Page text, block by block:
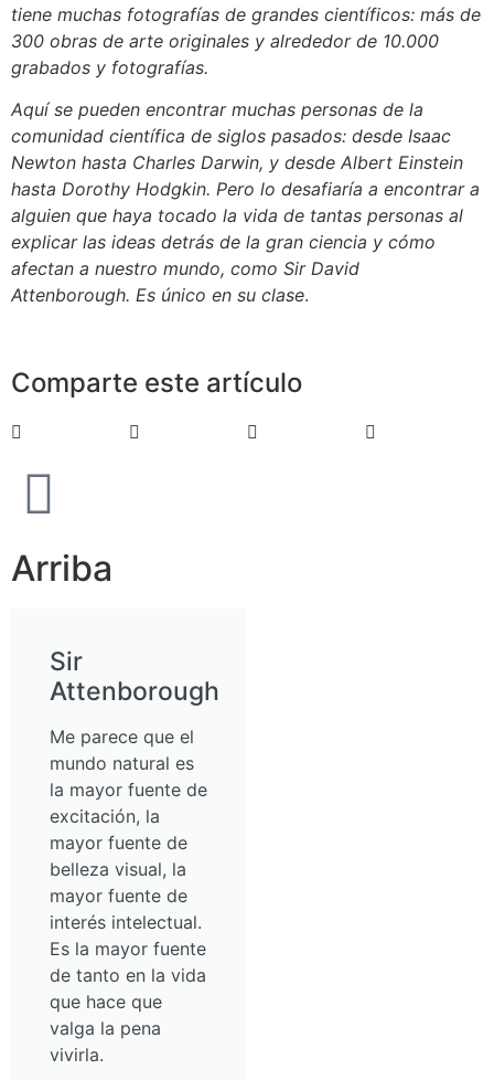
tiene muchas fotografías de grandes científicos: más de
300 obras de arte originales y alrededor de 10.000
grabados y fotografías.
Aquí se pueden encontrar muchas personas de la
comunidad científica de siglos pasados: desde Isaac
Newton hasta Charles Darwin, y desde Albert Einstein
hasta Dorothy Hodgkin. Pero lo desafiaría a encontrar a
alguien que haya tocado la vida de tantas personas al
explicar las ideas detrás de la gran ciencia y cómo
afectan a nuestro mundo, como Sir David
Attenborough. Es único en su clase.
Comparte este artículo
Arriba
Sir
Attenborough
Me parece que el
mundo natural es
la mayor fuente de
excitación, la
mayor fuente de
belleza visual, la
mayor fuente de
interés intelectual.
Es la mayor fuente
de tanto en la vida
que hace que
valga la pena
vivirla.